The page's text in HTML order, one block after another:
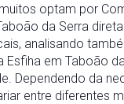
optam por
da Serra
analisando
Esfiha em Taboão
Dependendo da
entre diferentes